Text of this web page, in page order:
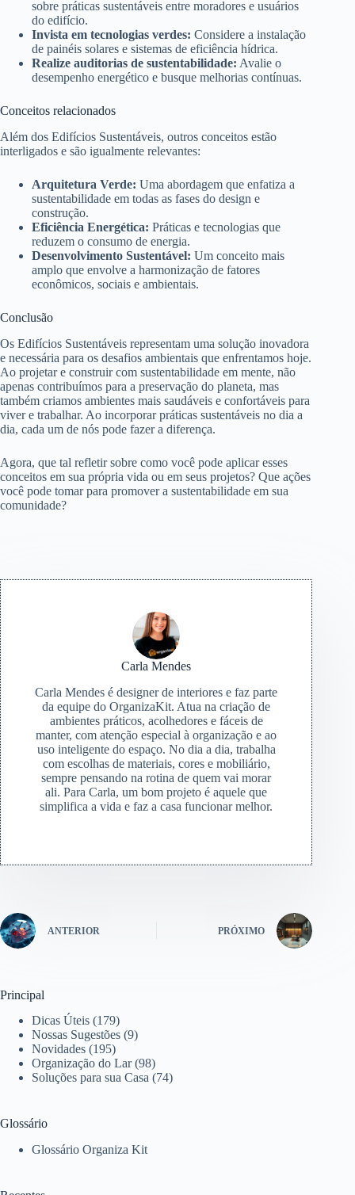
sobre práticas sustentáveis entre moradores e usuários
do edifício.
Invista em tecnologias verdes: Considere a instalação
de painéis solares e sistemas de eficiência hídrica.
Realize auditorias de sustentabilidade: Avalie o
desempenho energético e busque melhorias contínuas.
Conceitos relacionados
Além dos Edifícios Sustentáveis, outros conceitos estão
interligados e são igualmente relevantes:
Arquitetura Verde: Uma abordagem que enfatiza a
sustentabilidade em todas as fases do design e
construção.
Eficiência Energética: Práticas e tecnologias que
reduzem o consumo de energia.
Desenvolvimento Sustentável: Um conceito mais
amplo que envolve a harmonização de fatores
econômicos, sociais e ambientais.
Conclusão
Os Edifícios Sustentáveis representam uma solução inovadora
e necessária para os desafios ambientais que enfrentamos hoje.
Ao projetar e construir com sustentabilidade em mente, não
apenas contribuímos para a preservação do planeta, mas
também criamos ambientes mais saudáveis e confortáveis para
viver e trabalhar. Ao incorporar práticas sustentáveis no dia a
dia, cada um de nós pode fazer a diferença.
Agora, que tal refletir sobre como você pode aplicar esses
conceitos em sua própria vida ou em seus projetos? Que ações
você pode tomar para promover a sustentabilidade em sua
comunidade?
Carla Mendes
Carla Mendes é designer de interiores e faz parte
da equipe do OrganizaKit. Atua na criação de
ambientes práticos, acolhedores e fáceis de
manter, com atenção especial à organização e ao
uso inteligente do espaço. No dia a dia, trabalha
com escolhas de materiais, cores e mobiliário,
sempre pensando na rotina de quem vai morar
ali. Para Carla, um bom projeto é aquele que
simplifica a vida e faz a casa funcionar melhor.
ANTERIOR PRÓXIMO
Principal
Dicas Úteis (179)
Nossas Sugestões (9)
Novidades (195)
Organização do Lar(98)
Soluções para sua Casa (74)
Glossário
Glossário Organiza Kit